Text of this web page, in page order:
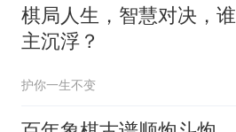
棋局人生，智慧对决，谁
主沉浮？
护你一生不变